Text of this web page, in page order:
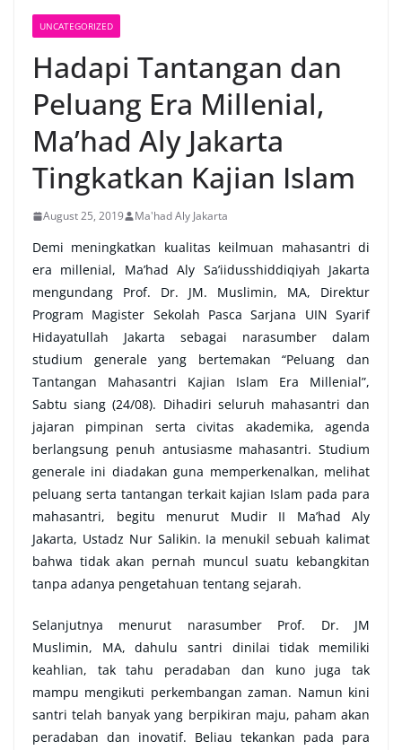
UNCATEGORIZED
Hadapi Tantangan dan
Peluang Era Millenial,
Ma’had Aly Jakarta
Tingkatkan Kajian Islam
August 25, 2019 Ma'had Aly Jakarta
Demi meningkatkan kualitas keilmuan mahasantri di
era millenial, Ma’had Aly Sa’iidusshiddiqiyah Jakarta
mengundang Prof. Dr. JM. Muslimin, MA, Direktur
Program Magister Sekolah Pasca Sarjana UIN Syarif
Hidayatullah Jakarta sebagai narasumber dalam
studium generale yang bertemakan “Peluang dan
Tantangan Mahasantri Kajian Islam Era Millenial”,
Sabtu siang (24/08). Dihadiri seluruh mahasantri dan
jajaran pimpinan serta civitas akademika, agenda
berlangsung penuh antusiasme mahasantri. Studium
generale ini diadakan guna memperkenalkan, melihat
peluang serta tantangan terkait kajian Islam pada para
mahasantri, begitu menurut Mudir II Ma’had Aly
Jakarta, Ustadz Nur Salikin. Ia menukil sebuah kalimat
bahwa tidak akan pernah muncul suatu kebangkitan
tanpa adanya pengetahuan tentang sejarah.
Selanjutnya menurut narasumber Prof. Dr. JM
Muslimin, MA, dahulu santri dinilai tidak memiliki
keahlian, tak tahu peradaban dan kuno juga tak
mampu mengikuti perkembangan zaman. Namun kini
santri telah banyak yang berpikiran maju, paham akan
peradaban dan inovatif. Beliau tekankan pada para